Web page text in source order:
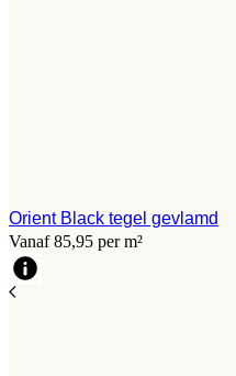
Orient Black tegel gevlamd
Vanaf 85,95 per m²